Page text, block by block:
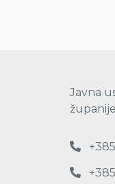
Javna